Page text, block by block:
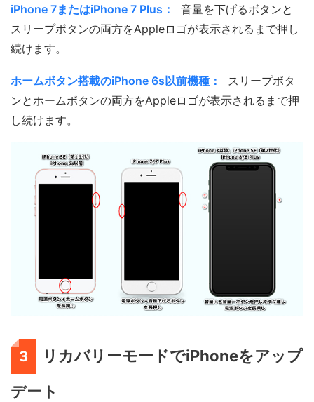
iPhone 7またはiPhone 7 Plus：
音量を下げるボタンと
スリープボタンの両方をAppleロゴが表示されるまで押し
続けます。
ホームボタン搭載のiPhone 6s以前機種：
スリープボタ
ンとホームボタンの両方をAppleロゴが表示されるまで押
し続けます。
3
リカバリーモードでiPhoneをアップ
デート